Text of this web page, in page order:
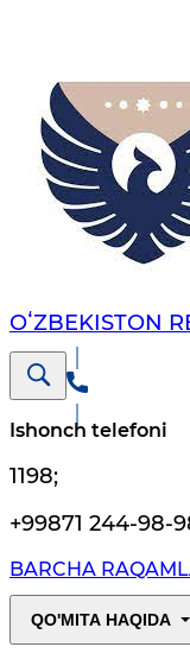
OʻZBEKISTON
Ishonch telefoni
1198;
+99871 244-98-
BARCHA
QO'MITA HAQIDA